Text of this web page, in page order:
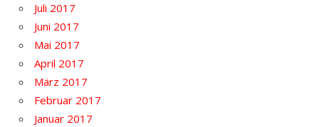
Juli 2017
Juni 2017
Mai 2017
April 2017
März 2017
Februar 2017
Januar 2017